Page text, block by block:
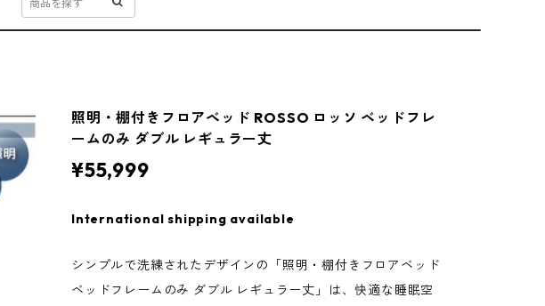
照明・棚付きフロアベッド ROSSO ロッソ ベッドフレ
ームのみ ダブル レギュラー丈
¥55,999
International shipping available
シンプルで洗練されたデザインの「照明・棚付きフロアベッド
ベッドフレームのみ ダブル レギュラー丈」は、快適な睡眠空